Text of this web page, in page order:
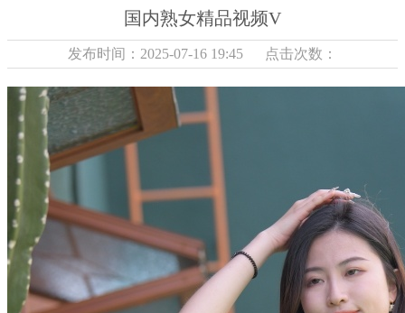
国内熟女精品视频V
发布时间：2025-07-16 19:45 点击次数：